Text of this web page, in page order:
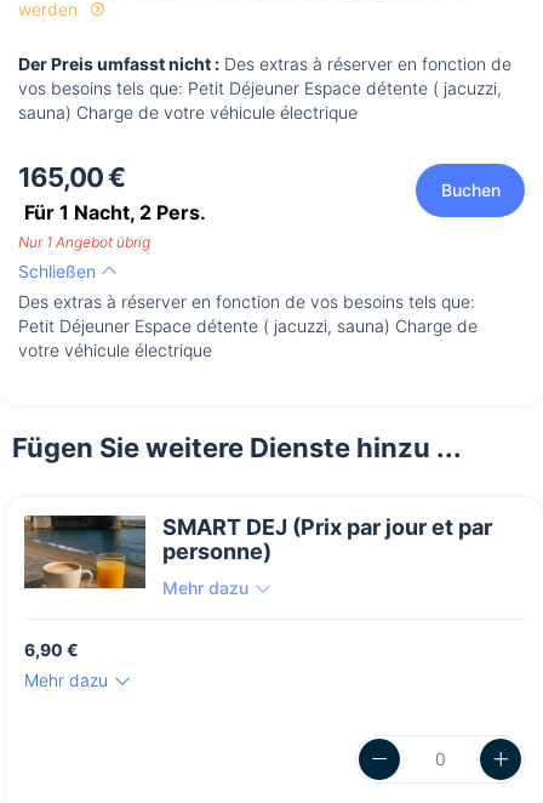
werden
Der Preis umfasst nicht : Des extras à réserver en fonction de
vos besoins tels que: Petit Déjeuner Espace détente ( jacuzzi,
sauna) Charge de votre véhicule électrique
165,00 €
Für 1 Nacht, 2 Pers.
Buchen
Nur 1 Angebot übrig
Schließen
Des extras à réserver en fonction de vos besoins tels que:
Petit Déjeuner Espace détente ( jacuzzi, sauna) Charge de
votre véhicule électrique
Fügen Sie weitere Dienste hinzu ...
SMART DEJ (Prix par jour et par
personne)
Mehr dazu
6,90 €
Mehr dazu